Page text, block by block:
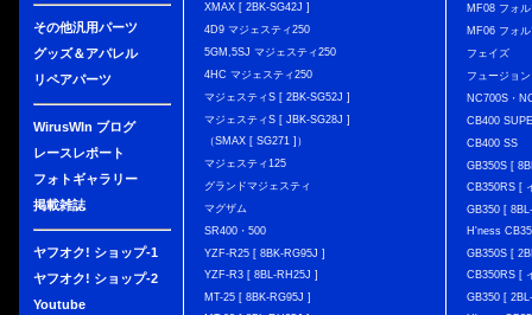
その他汎用パーツ
グッズ＆アパレル
リペアパーツ
WirusWIn ブログ
レースレポート
フォトギャラリー
掲載雑誌
ヤフオク! ショップ-1
ヤフオク! ショップ-2
Youtube
XMAX [ 2BK-SG42J ]
4D9 マジェスティ250
5GM,5SJ マジェスティ250
4HC マジェスティ250
マジェスティS [ 2BK-SG52J ]
マジェスティS [ JBK-SG28J ]
（SMAX [ SG271 ]）
マジェスティ125
グランドマジェスティ
マグザム
SR400・500
YZF-R25 [ 8BK-RG95J ]
YZF-R3 [ 8BL-RH25J ]
MT-25 [ 8BK-RG95J ]
MF08 フォ
MF06 フォ
フェイズ
フュージョン
NC700S・
CB400
CB400 SS
GB350S [
CB350RS [
GB350 [
H'ness
GB350S [
CB350RS [
GB350 [